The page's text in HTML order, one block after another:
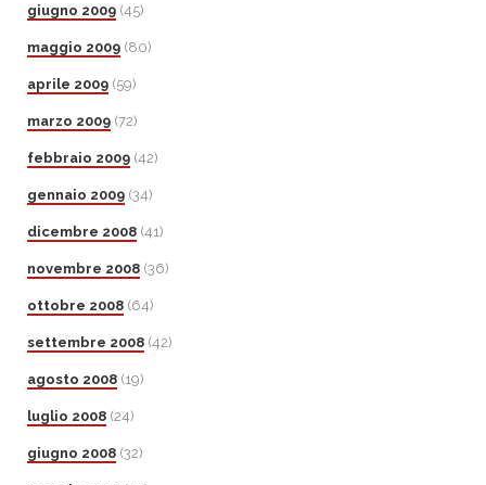
giugno 2009 (45)
maggio 2009 (80)
aprile 2009 (59)
marzo 2009 (72)
febbraio 2009 (42)
gennaio 2009 (34)
dicembre 2008 (41)
novembre 2008 (36)
ottobre 2008 (64)
settembre 2008 (42)
agosto 2008 (19)
luglio 2008 (24)
giugno 2008 (32)